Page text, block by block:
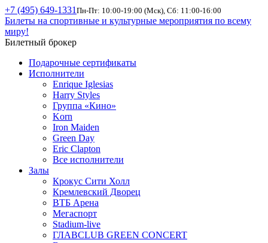
+7 (495) 649-1331 Пн-Пт: 10:00-19:00 (Мск), Сб: 11:00-16:00
Билеты на спортивные и культурные мероприятия по всему
миру!
Билетный брокер
Подарочные сертификаты
Исполнители
Enrique Iglesias
Harry Styles
Группа «Кино»
Korn
Iron Maiden
Green Day
Eric Clapton
Все исполнители
Залы
Крокус Сити Холл
Кремлевский Дворец
ВТБ Арена
Мегаспорт
Stadium-live
ГЛАВCLUB GREEN CONCERT